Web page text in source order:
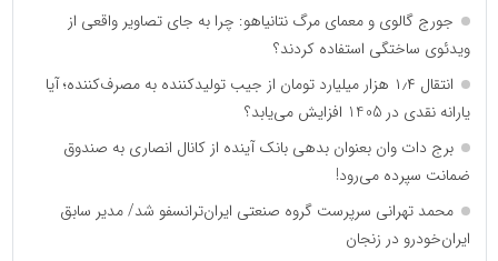
جورج گالوی و معمای مرگ نتانیاهو: چرا به جای تصاویر واقعی از
ویدئوی ساختگی استفاده کردند؟
انتقال ۱٫۴ هزار میلیارد تومان از جیب تولیدکننده به مصرف‌کننده؛ آیا
یارانه نقدی در 1405 افزایش می‌یابد؟
برج دات وان بعنوان بدهی بانک آینده از کانال انصاری به صندوق
ضمانت سپرده می‌رود!
محمد تهرانی سرپرست گروه صنعتی ایران‌ترانسفو شد/ مدیر سابق
ایران‌خودرو در زنجان